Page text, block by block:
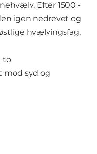
Efter 1500 -
igen nedrevet og
hvælvingsfag.
to
mod syd og